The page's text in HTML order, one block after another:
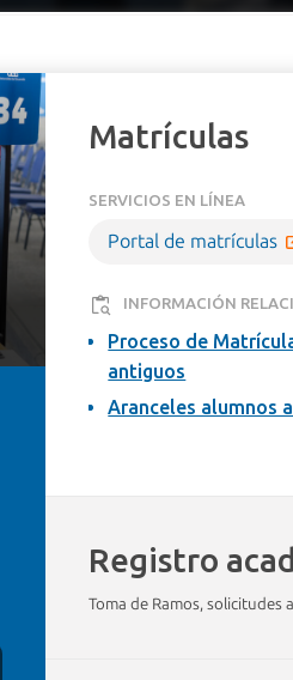
Matrículas
SERVICIOS EN LÍNEA
Portal de matrículas
INFORMACIÓN
Proceso de
antiguos
Aranceles alumnos
Registro
Toma de Ramos, solicitudes